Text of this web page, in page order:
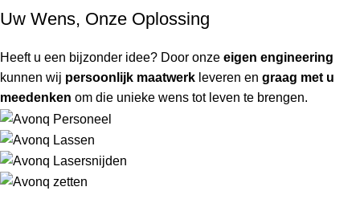
Uw Wens, Onze Oplossing
Heeft u een bijzonder idee? Door onze eigen engineering
kunnen wij persoonlijk maatwerk leveren en graag met u
meedenken om die unieke wens tot leven te brengen.